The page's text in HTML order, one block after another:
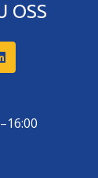
OSS